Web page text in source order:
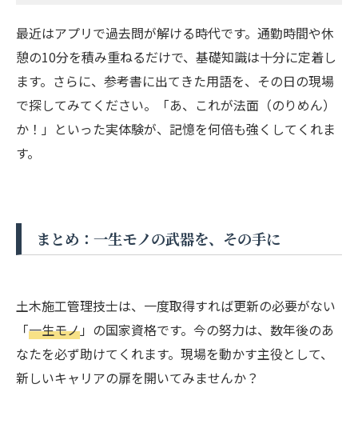
最近はアプリで過去問が解ける時代です。通勤時間や休
憩の10分を積み重ねるだけで、基礎知識は十分に定着し
ます。さらに、参考書に出てきた用語を、その日の現場
で探してみてください。「あ、これが法面（のりめん）
か！」といった実体験が、記憶を何倍も強くしてくれま
す。
まとめ：一生モノの武器を、その手に
土木施工管理技士は、一度取得すれば更新の必要がない
「一生モノ」の国家資格です。今の努力は、数年後のあ
なたを必ず助けてくれます。現場を動かす主役として、
新しいキャリアの扉を開いてみませんか？